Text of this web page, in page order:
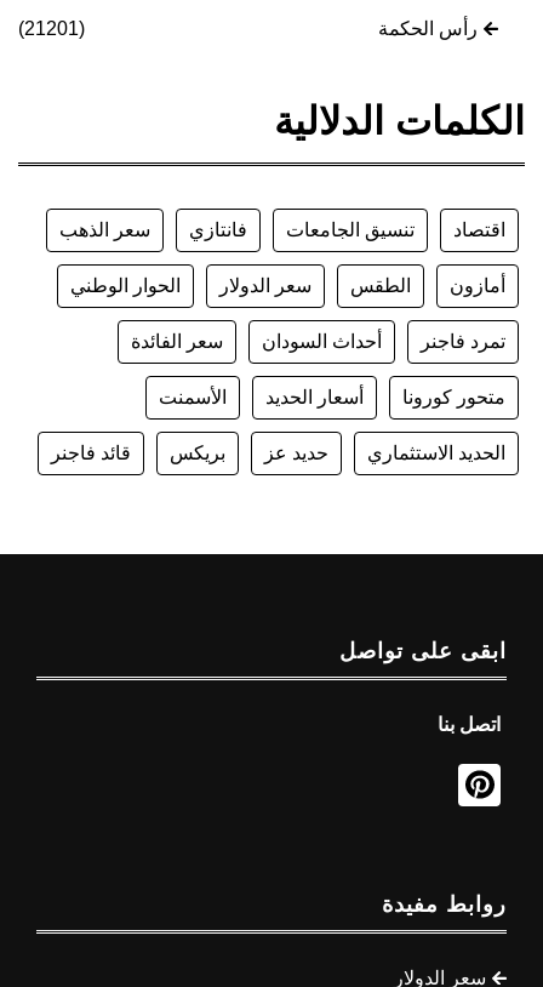
رأس الحكمة (21201)
الكلمات الدلالية
اقتصاد تنسيق الجامعات فانتازي سعر الذهب
أمازون الطقس سعر الدولار الحوار الوطني
تمرد فاجنر أحداث السودان سعر الفائدة
متحور كورونا أسعار الحديد الأسمنت
الحديد الاستثماري حديد عز بريكس قائد فاجنر
ابقى على تواصل
اتصل بنا
روابط مفيدة
سعر الدولار